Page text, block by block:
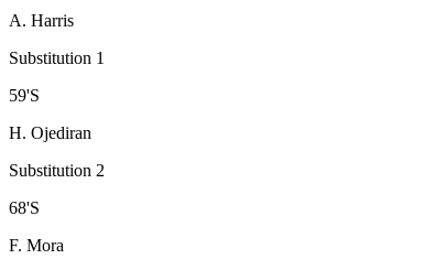
A. Harris
Substitution 1
59'S
H. Ojediran
Substitution 2
68'S
F. Mora